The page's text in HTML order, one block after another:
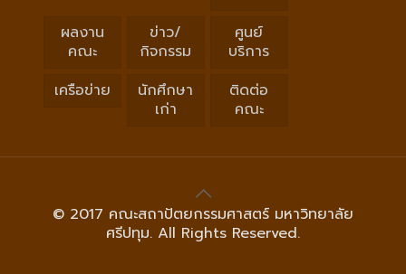
ผลงาน
คณะ
ข่าว/
กิจกรรม
ศูนย์
บริการ
เครือข่าย
นักศึกษา
เก่า
ติดต่อ
คณะ
© 2017 คณะสถาปัตยกรรมศาสตร์ มหาวิทยาลัย
ศรีปทุม. All Rights Reserved.